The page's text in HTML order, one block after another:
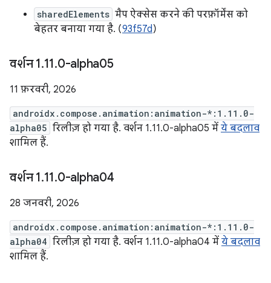
sharedElements मैप ऐक्सेस करने की परफ़ॉर्मेंस को
बेहतर बनाया गया है. (93f57d)
वर्शन 1.11.0-alpha05
11 फ़रवरी, 2026
androidx.compose.animation:animation-*:1.11.0-
alpha05 रिलीज़ हो गया है. वर्शन 1.11.0-alpha05 में ये बदलाव
शामिल हैं.
वर्शन 1.11.0-alpha04
28 जनवरी, 2026
androidx.compose.animation:animation-*:1.11.0-
alpha04 रिलीज़ हो गया है. वर्शन 1.11.0-alpha04 में ये बदलाव
शामिल हैं.